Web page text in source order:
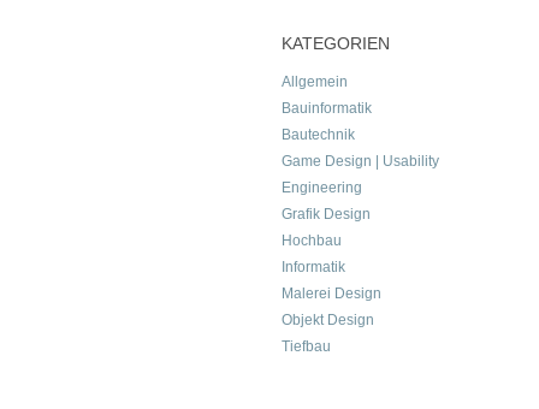
KATEGORIEN
Allgemein
Bauinformatik
Bautechnik
Game Design | Usability
Engineering
Grafik Design
Hochbau
Informatik
Malerei Design
Objekt Design
Tiefbau